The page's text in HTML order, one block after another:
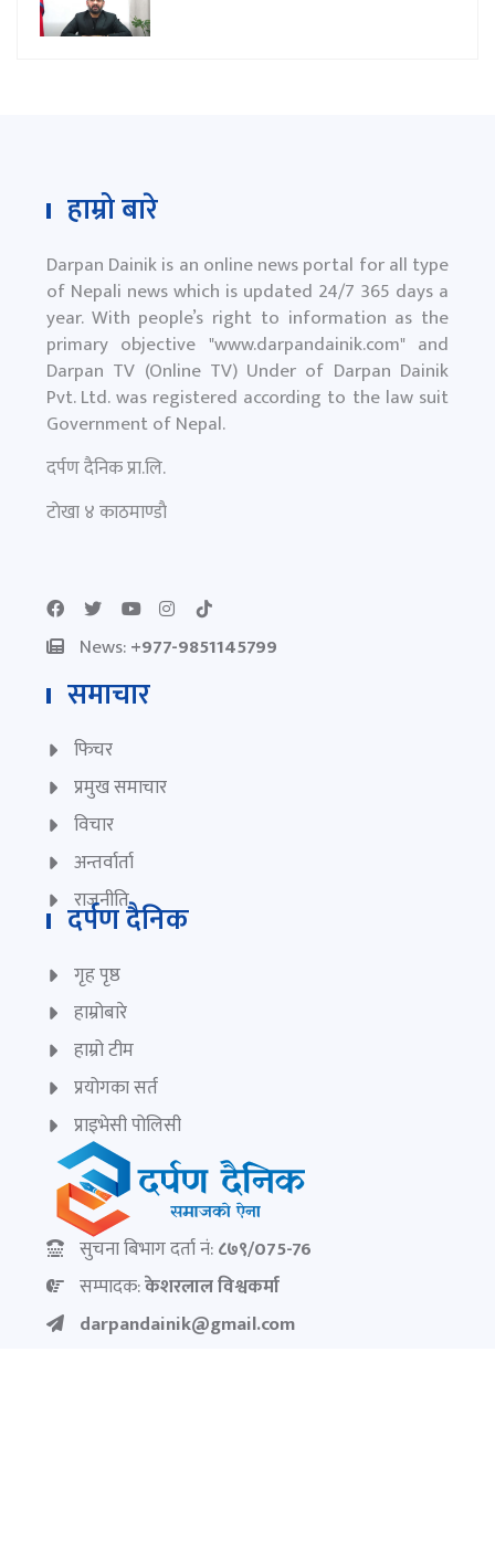
हाम्रो बारे
Darpan Dainik is an online news portal for all type
of Nepali news which is updated 24/7 365 days a
year. With people’s right to information as the
primary objective "www.darpandainik.com" and
Darpan TV (Online TV) Under of Darpan Dainik
Pvt. Ltd. was registered according to the law suit
Government of Nepal.
दर्पण दैनिक प्रा.लि.
टाेखा ४ काठमाण्डाै
News:+977-9851145799
समाचार
फिचर
प्रमुख समाचार
विचार
अन्तर्वार्ता
राजनीति
दर्पण दैनिक
गृह पृष्ठ
हाम्रोबारे
हाम्रो टीम
प्रयोगका सर्त
प्राइभेसी पोलिसी
सुचना बिभाग दर्ता नं:८७९/075-76
सम्पादक:केशरलाल विश्वकर्मा
darpandainik@gmail.com